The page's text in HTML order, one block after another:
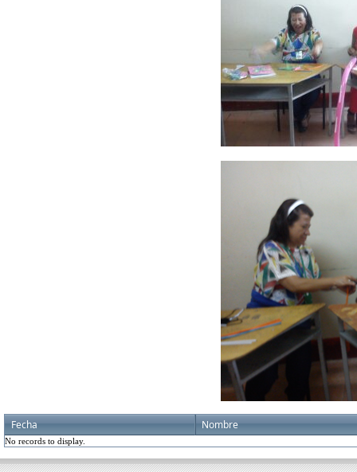
Fecha Nombre
No records to display.